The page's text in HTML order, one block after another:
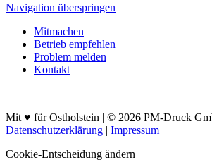
Navigation überspringen
Mitmachen
Betrieb empfehlen
Problem melden
Kontakt
Mit ♥ für Ostholstein | © 2026 PM-Druck
Datenschutzerklärung | Impressum |
Cookie-Entscheidung ändern